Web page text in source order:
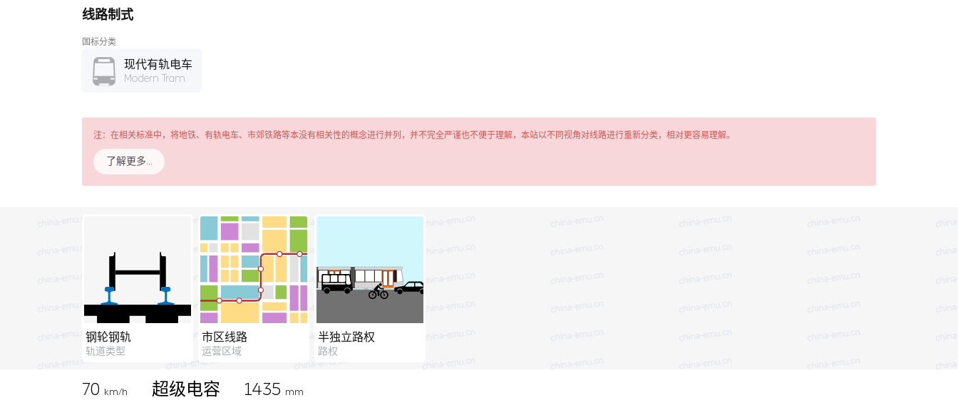
线路制式
国标分类
现代有轨电车
Modern Tram
注：在相关标准中，将地铁、有轨电车、市郊铁路等本没有相关性的概念进行并列，并不完全严谨也不便于理解，本站以不同视角对线路进行重新分类，相对更容易理解。
了解更多…
钢轮钢轨
轨道类型
市区线路
运营区域
半独立路权
路权
70 km/h
超级电容 1435 mm